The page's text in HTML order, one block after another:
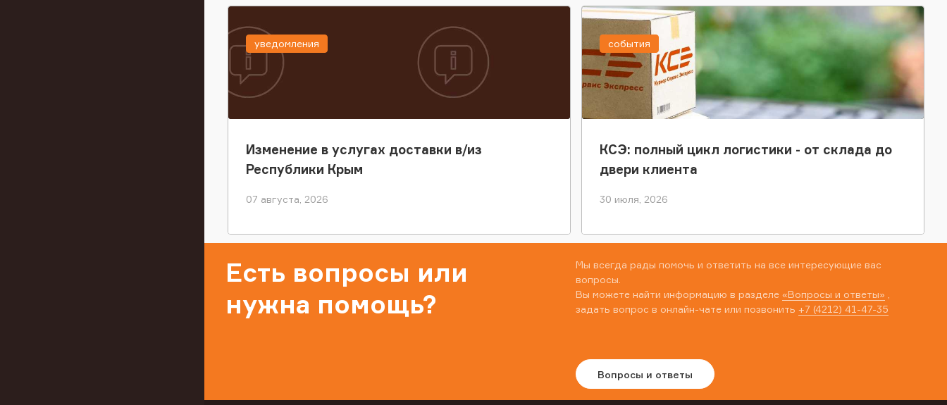
Изменение в услугах доставки в/из
Республики Крым
07 августа, 2026
уведомления
КСЭ: полный цикл логистики - от склада до
двери клиента
30 июля, 2026
события
Есть вопросы или
нужна помощь?
Мы всегда рады помочь и ответить на все интересующие вас
вопросы.
Вы можете найти информацию в разделе «Вопросы и ответы»
задать вопрос в онлайн-чате или позвонить +7 (4212) 41-47-35
Вопросы и ответы